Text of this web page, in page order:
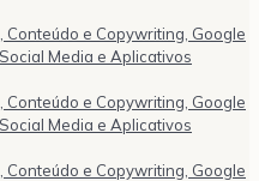
Conteúdo e Copywriting, Google
Media e Aplicativos
Conteúdo e Copywriting, Google
Media e Aplicativos
Conteúdo e Copywriting, Google